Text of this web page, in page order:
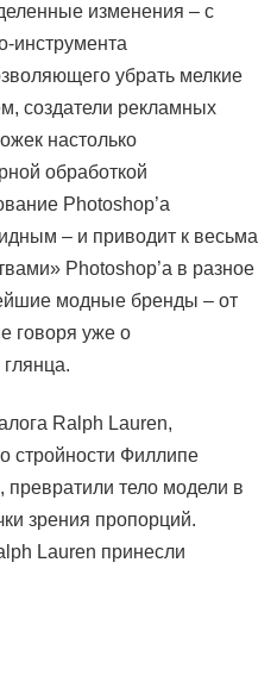
изменения – с
инструмента
убрать мелкие
создатели рекламных
настолько
обработкой
Photoshop’а
– и приводит к весьма
Photoshop’а в разное
модные бренды – от
говоря уже о
Ralph Lauren,
стройности Филлипе
тело модели в
зрения пропорций.
Lauren принесли